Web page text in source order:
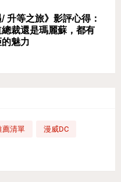
/ 升等之旅》影評心得：
裁還是瑪麗蘇，都有
魅力
薦清單 漫威DC